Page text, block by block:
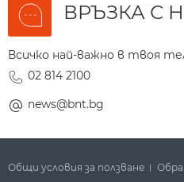
ВРЪЗКА С
Всичко най-важно в твоя
02 814 2100
news@bnt.bg
Общи условия за ползване